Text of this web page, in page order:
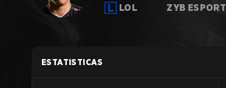
LOL ZYB ESPORT
ESTATISTICAS